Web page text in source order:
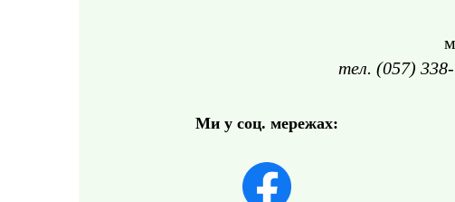
тел. (057)
Ми у соц. мережах: